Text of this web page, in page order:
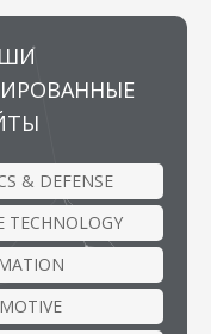
& DEFENSE
TECHNOLOGY